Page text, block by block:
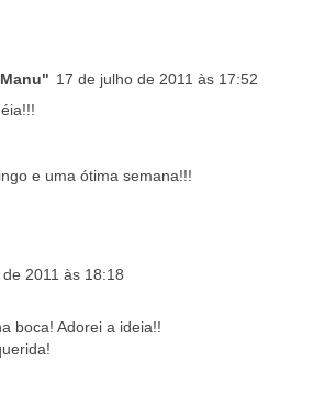
17 de julho de 2011 às 17:52
e uma ótima semana!!!
2011 às 18:18
boca! Adorei a ideia!!